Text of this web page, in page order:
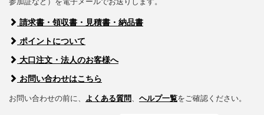
請求書・領収書・見積書・納品書
ポイントについて
大口注文・法人のお客様へ
お問い合わせはこちら
お問い合わせの前に、 よくある質問 ヘルプ一覧をご確認ください。